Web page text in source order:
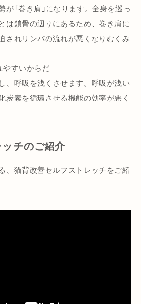
「巻き肩」になります。全身を巡っ
は鎖骨の辺りにあるため、巻き肩に
されリンパの流れが悪くなりむくみ
やすいからだ
、呼吸を浅くさせます。呼吸が浅い
炭素を循環させる機能の効率が悪く
チのご紹介
、猫背改善セルフストレッチをご紹